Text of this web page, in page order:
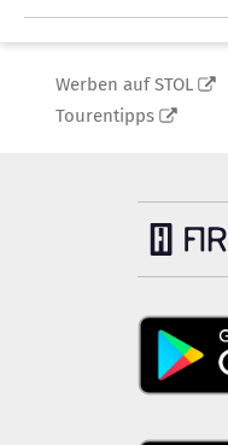
Werben auf STOL
Tourentipps